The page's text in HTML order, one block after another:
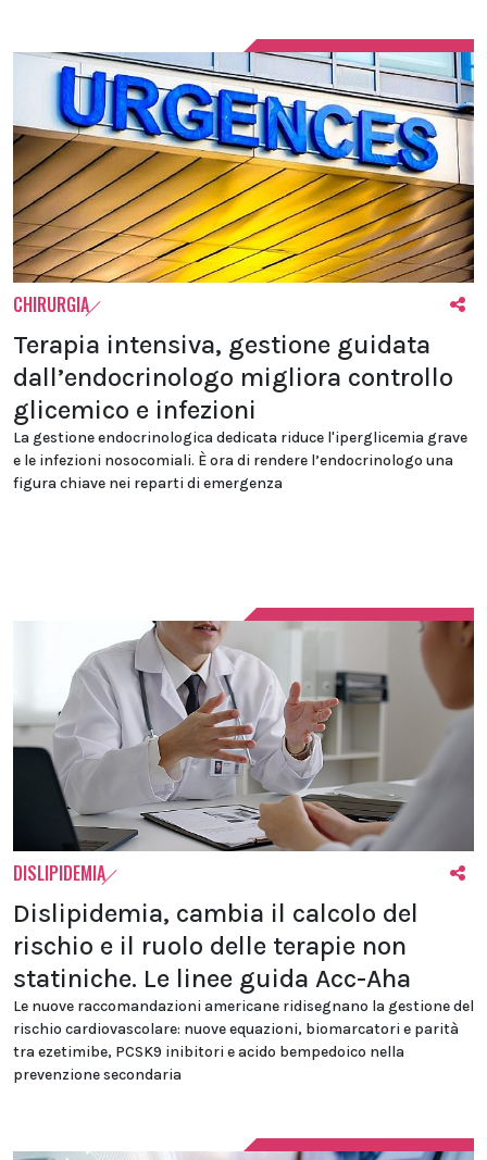
CHIRURGIA
Terapia intensiva, gestione guidata
dall’endocrinologo migliora controllo
glicemico e infezioni
La gestione endocrinologica dedicata riduce l'iperglicemia grave
e le infezioni nosocomiali. È ora di rendere l’endocrinologo una
figura chiave nei reparti di emergenza
DISLIPIDEMIA
Dislipidemia, cambia il calcolo del
rischio e il ruolo delle terapie non
statiniche. Le linee guida Acc-Aha
Le nuove raccomandazioni americane ridisegnano la gestione del
rischio cardiovascolare: nuove equazioni, biomarcatori e parità
tra ezetimibe, PCSK9 inibitori e acido bempedoico nella
prevenzione secondaria